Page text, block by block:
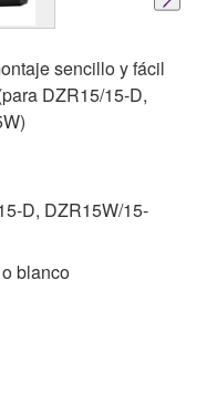
sencillo y fácil
DZR15/15-D,
D, DZR15W/15-
blanco